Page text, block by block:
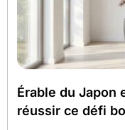
Érable du Japon
réussir ce défi